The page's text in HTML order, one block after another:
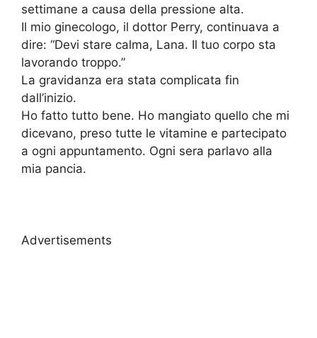
settimane a causa della pressione alta.
Il mio ginecologo, il dottor Perry, continuava a
dire: “Devi stare calma, Lana. Il tuo corpo sta
lavorando troppo.”
La gravidanza era stata complicata fin
dall’inizio.
Ho fatto tutto bene. Ho mangiato quello che mi
dicevano, preso tutte le vitamine e partecipato
a ogni appuntamento. Ogni sera parlavo alla
mia pancia.
Advertisements